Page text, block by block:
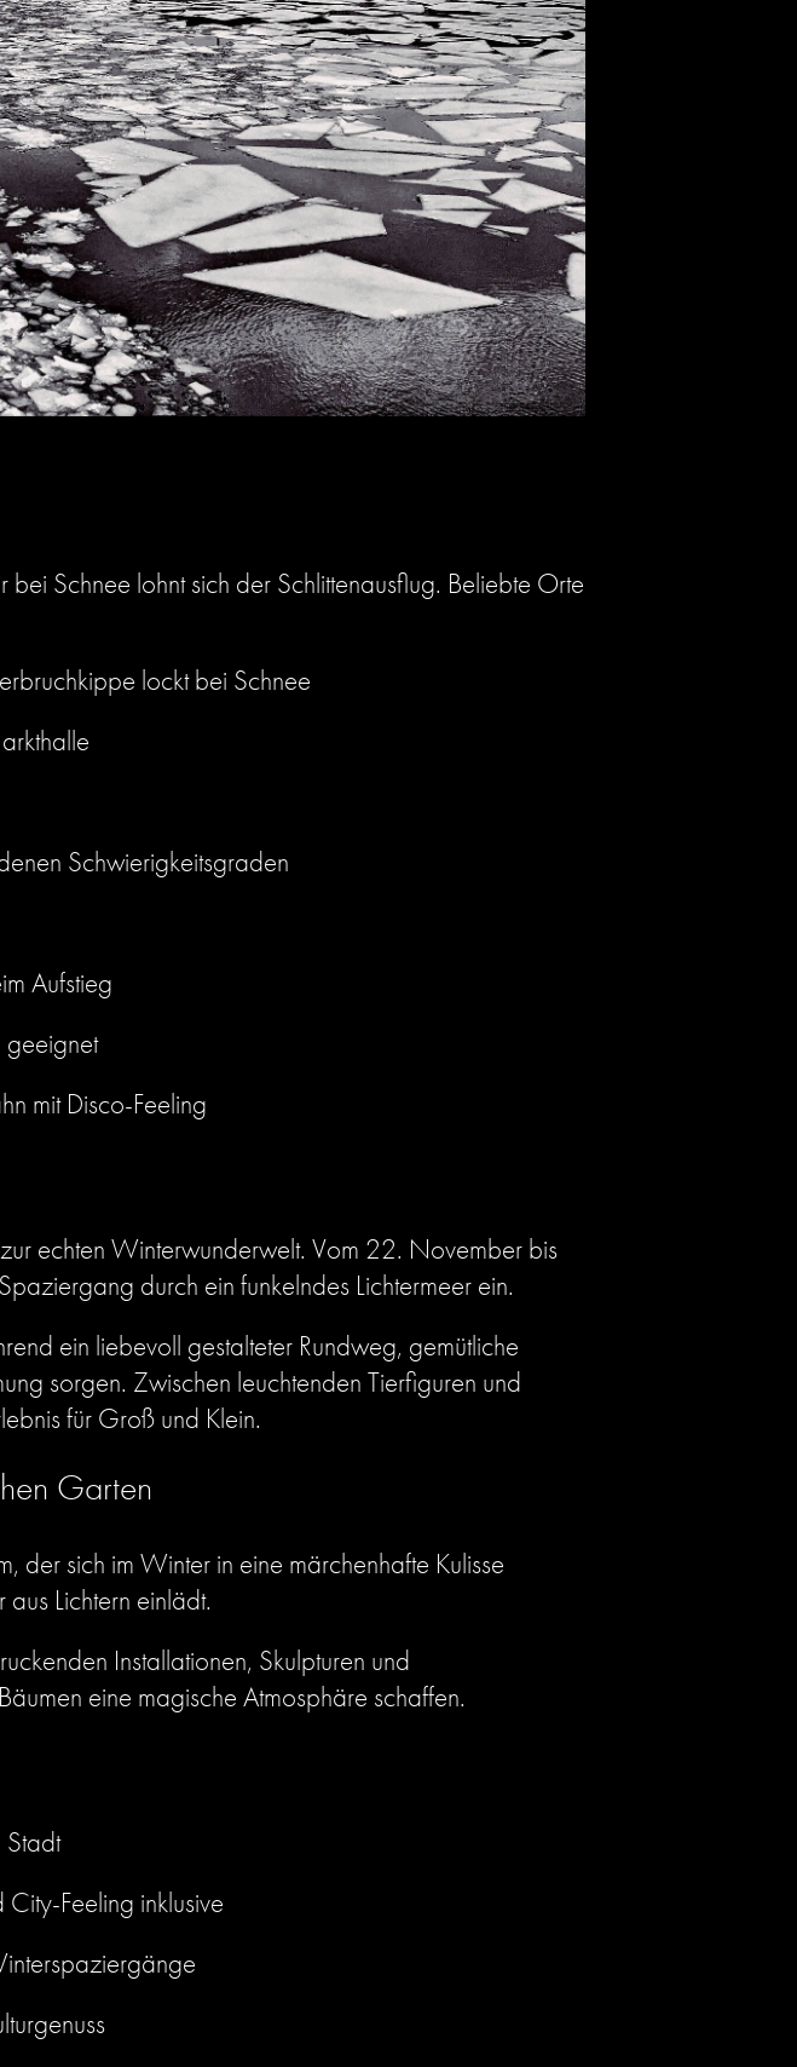
Schnee lohnt sich der Schlittenausflug. Beliebte Orte
lockt bei Schnee
Schwierigkeitsgraden
Aufstieg
geeignet
mit Disco-Feeling
echten Winterwunderwelt. Vom 22. November bis
durch ein funkelndes Lichtermeer ein.
ein liebevoll gestalteter Rundweg, gemütliche
sorgen. Zwischen leuchtenden Tierfiguren und
für Groß und Klein.
Garten
der sich im Winter in eine märchenhafte Kulisse
Lichtern einlädt.
Installationen, Skulpturen und
eine magische Atmosphäre schaffen.
Feeling inklusive